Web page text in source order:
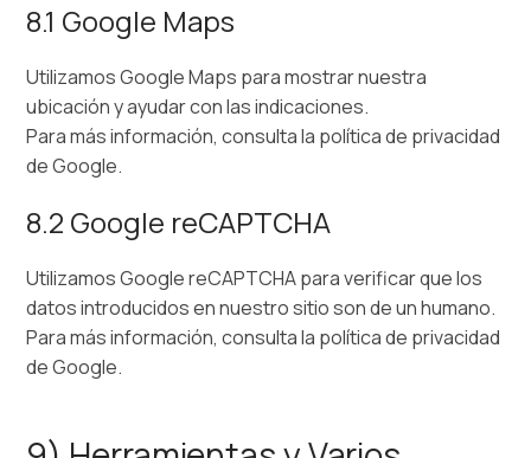
8.1 Google Maps
Utilizamos Google Maps para mostrar nuestra
ubicación y ayudar con las indicaciones.
Para más información, consulta la política de privacidad
de Google.
8.2 Google reCAPTCHA
Utilizamos Google reCAPTCHA para verificar que los
datos introducidos en nuestro sitio son de un humano.
Para más información, consulta la política de privacidad
de Google.